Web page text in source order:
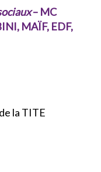
– MC
MAÏF, EDF,
la TITE